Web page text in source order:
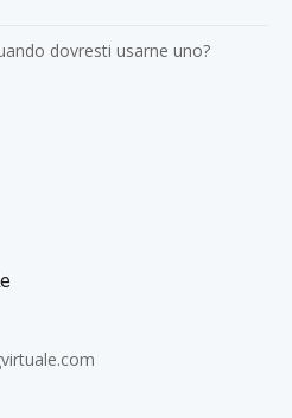
dovresti usarne uno?